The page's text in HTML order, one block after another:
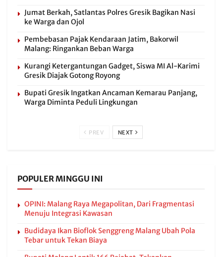
Jumat Berkah, Satlantas Polres Gresik Bagikan Nasi
ke Warga dan Ojol
Pembebasan Pajak Kendaraan Jatim, Bakorwil
Malang: Ringankan Beban Warga
Kurangi Ketergantungan Gadget, Siswa MI Al-Karimi
Gresik Diajak Gotong Royong
Bupati Gresik Ingatkan Ancaman Kemarau Panjang,
Warga Diminta Peduli Lingkungan
PREV NEXT
POPULER MINGGU INI
OPINI: Malang Raya Megapolitan, Dari Fragmentasi
Menuju Integrasi Kawasan
Budidaya Ikan Bioflok Senggreng Malang Ubah Pola
Tebar untuk Tekan Biaya